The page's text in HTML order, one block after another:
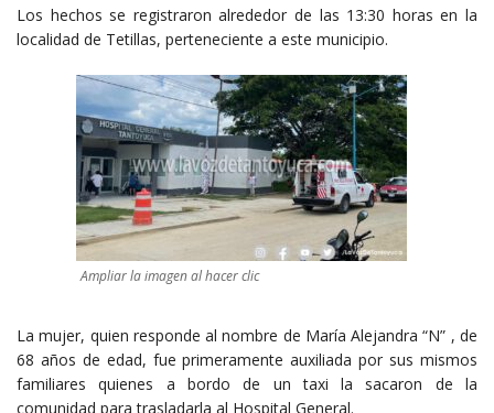
Los hechos se registraron alrededor de las 13:30 horas en la
localidad de Tetillas, perteneciente a este municipio.
Ampliar la imagen al hacer clic
La mujer, quien responde al nombre de María Alejandra “N” , de
68 años de edad, fue primeramente auxiliada por sus mismos
familiares quienes a bordo de un taxi la sacaron de la
comunidad para trasladarla al Hospital General.